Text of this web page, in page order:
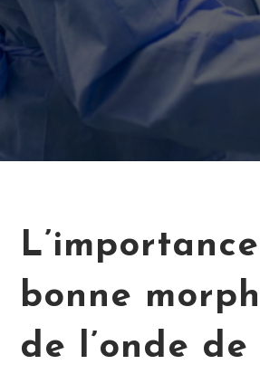
bonne
de l’onde de